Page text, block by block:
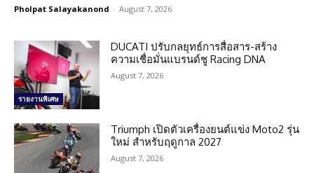
Pholpat Salayakanond - August 7, 2026
รายงานพิเศษ
DUCATI ปรับกลยุทธ์การสื่อสาร-สร้าง
ความเชื่อมั่นแบรนด์ชู Racing DNA
August 7, 2026
Triumph เปิดตัวเครื่องยนต์แข่ง Moto2 รุ่น
ใหม่ สำหรับฤดูกาล 2027
August 7, 2026